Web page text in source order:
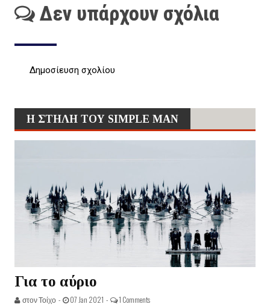
Δεν υπάρχουν σχόλια
Δημοσίευση σχολίου
Η ΣΤΗΛΗ ΤΟΥ SIMPLE MAN
Για το αύριο
στον Τοίχο - 07 Jan 2021 - 1 Comments